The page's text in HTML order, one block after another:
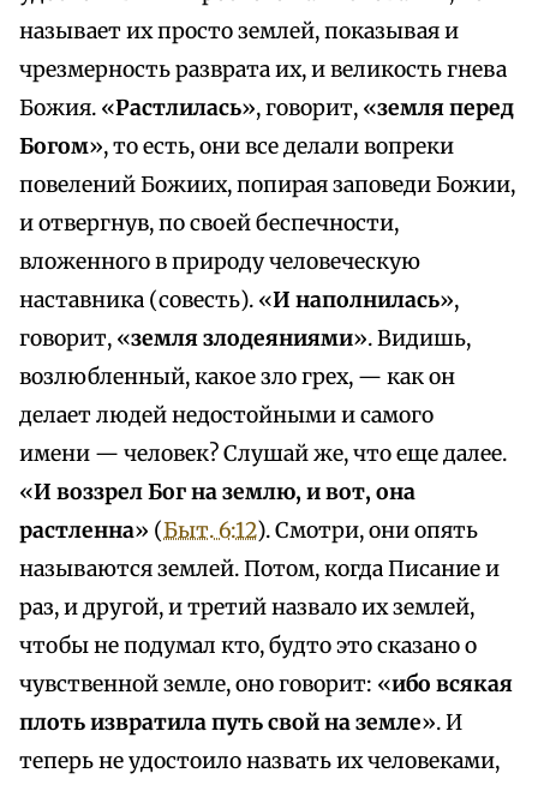
называет их просто землей, показывая и
чрезмерность разврата их, и великость гнева
Божия. «Растлилась», говорит, «земля перед
Богом», то есть, они все делали вопреки
повелений Божиих, попирая заповеди Божии,
и отвергнув, по своей беспечности,
вложенного в природу человеческую
наставника (совесть). «И наполнилась»,
говорит, «земля злодеяниями». Видишь,
возлюбленный, какое зло грех, — как он
делает людей недостойными и самого
имени — человек? Слушай же, что еще далее.
«И воззрел Бог на землю, и вот, она
растленна» (Быт. 6:12). Смотри, они опять
называются землей. Потом, когда Писание и
раз, и другой, и третий назвало их землей,
чтобы не подумал кто, будто это сказано о
чувственной земле, оно говорит: «ибо всякая
плоть извратила путь свой на земле». И
теперь не удостоило назвать их человеками,